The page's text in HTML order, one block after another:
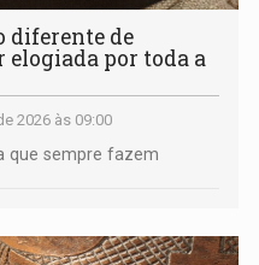
diferente de
elogiada por toda a
2026 às 09:00
que sempre fazem